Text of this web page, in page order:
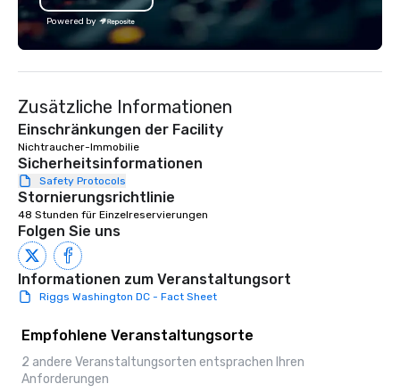
mission to make the vision come alive.
Tiffany stresses the fact she can
make anything you want happen,
Event planning isn't just something
Tiffany does, it's who she is!
Powered by
Zusätzliche Informationen
Einschränkungen der Facility
Nichtraucher-Immobilie
Sicherheitsinformationen
Safety Protocols
Stornierungsrichtlinie
48 Stunden für Einzelreservierungen
Folgen Sie uns
Informationen zum Veranstaltungsort
Riggs Washington DC - Fact Sheet
Empfohlene Veranstaltungsorte
2 andere Veranstaltungsorten entsprachen Ihren
Anforderungen